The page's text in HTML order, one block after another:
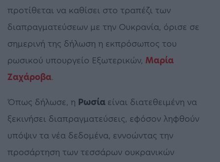
προτίθεται να καθίσει στο τραπέζι των
διαπραγματεύσεων με την Ουκρανία, όρισε σε
σημερινή της δήλωση η εκπρόσωπος του
ρωσικού υπουργείο Εξωτερικών, Μαρία
Ζαχάροβα.
Όπως δήλωσε, η Ρωσία είναι διατεθειμένη να
ξεκινήσει διαπραγματεύσεις, εφόσον ληφθούν
υπόψιν τα νέα δεδομένα, εννοώντας την
προσάρτηση των τεσσάρων ουκρανικών